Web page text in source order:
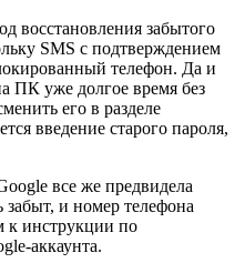
восстановления забытого
SMS с подтверждением
телефон. Да и
ПК уже долгое время без
его в разделе
введение старого пароля,
все же предвидела
и номер телефона
к инструкции по
аккаунта.